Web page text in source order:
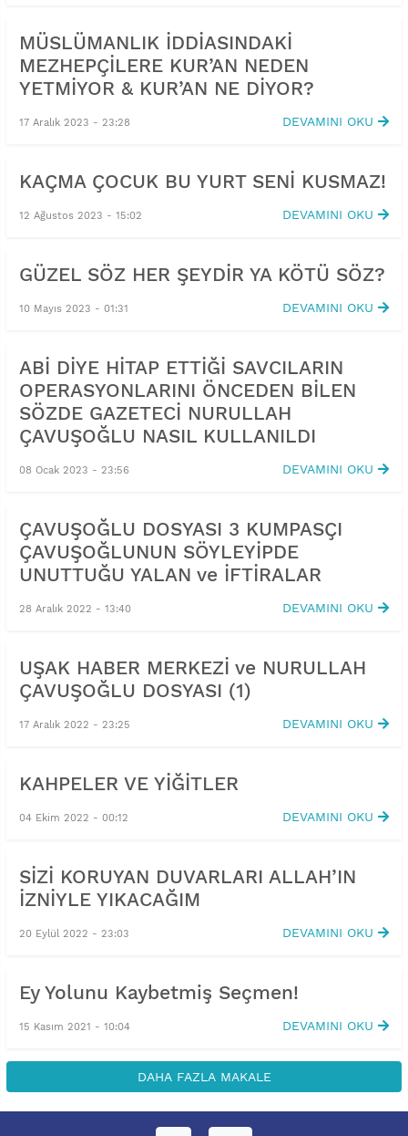
MÜSLÜMANLIK İDDİASINDAKİ
MEZHEPÇİLERE KUR’AN NEDEN
YETMİYOR & KUR’AN NE DİYOR?
17 Aralık 2023 - 23:28 DEVAMINI OKU
KAÇMA ÇOCUK BU YURT SENİ KUSMAZ!
12 Ağustos 2023 - 15:02 DEVAMINI OKU
GÜZEL SÖZ HER ŞEYDİR YA KÖTÜ SÖZ?
10 Mayıs 2023 - 01:31 DEVAMINI OKU
ABİ DİYE HİTAP ETTİĞİ SAVCILARIN
OPERASYONLARINI ÖNCEDEN BİLEN
SÖZDE GAZETECİ NURULLAH
ÇAVUŞOĞLU NASIL KULLANILDI
08 Ocak 2023 - 23:56 DEVAMINI OKU
ÇAVUŞOĞLU DOSYASI 3 KUMPASÇI
ÇAVUŞOĞLUNUN SÖYLEYİPDE
UNUTTUĞU YALAN ve İFTİRALAR
28 Aralık 2022 - 13:40 DEVAMINI OKU
UŞAK HABER MERKEZİ ve NURULLAH
ÇAVUŞOĞLU DOSYASI (1)
17 Aralık 2022 - 23:25 DEVAMINI OKU
KAHPELER VE YİĞİTLER
04 Ekim 2022 - 00:12 DEVAMINI OKU
SİZİ KORUYAN DUVARLARI ALLAH’IN
İZNİYLE YIKACAĞIM
20 Eylül 2022 - 23:03 DEVAMINI OKU
Ey Yolunu Kaybetmiş Seçmen!
15 Kasım 2021 - 10:04 DEVAMINI OKU
DAHA FAZLA MAKALE